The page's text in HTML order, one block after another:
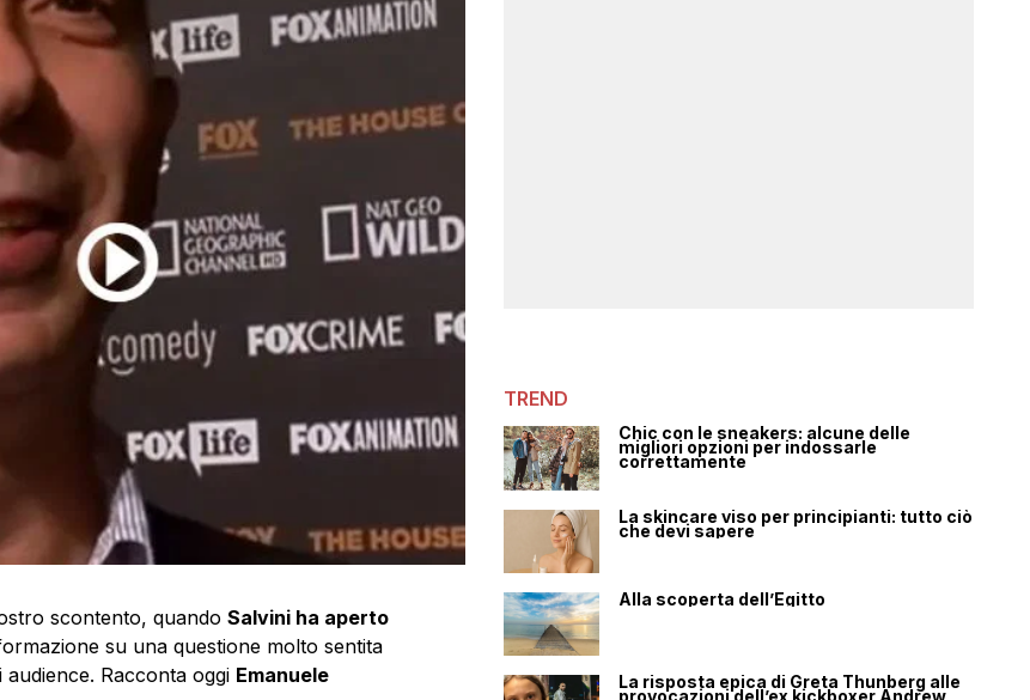
scontento, quando Salvini ha aperto
su una questione molto sentita
Racconta oggi Emanuele
TREND
Chic con le sneakers: alcune delle
migliori opzioni per indossarle
correttamente
La skincare viso per principianti: tutto ciò
che devi sapere
Alla scoperta dell’Egitto
La risposta epica di Greta Thunberg alle
provocazioni dell’ex kickboxer Andrew